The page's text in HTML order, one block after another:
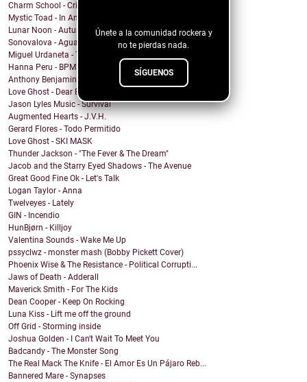
Únete a la comunidad rockera y
no te pierdas nada.
SÍGUENOS
Charm School - Crime Time
Mystic Toad - In Another World
Lunar Noon - Autumn Passing
Sonovalova - Agua Fría
Miguel Urdaneta - Te Sigo Pensando
Hanna Peru - BPM
Anthony Benjamin - Protect Yourself
Love Ghost - Dear Boy
Jason Lyles Music - Survival
Augmented Hearts - J.V.H.
Gerard Flores - Todo Permitido
Love Ghost - SKI MASK
Thunder Jackson - "The Fever & The Dream"
Jacob and the Starry Eyed Shadows - The Avenue
Great Good Fine Ok - Let's Talk
Logan Taylor - Anna
Twelveyes - Lately
GIN - Incendio
HunBjørn - Killjoy
Valentina Sounds - Wake Me Up
pssyclwz - monster mash (Bobby Pickett Cover)
Phoenix Wise & The Resistance - Political Corrupti...
Jaws of Death - Adderall
Maverick Smith - For The Kids
Dean Cooper - Keep On Rocking
Luna Kiss - Lift me off the ground
Off Grid - Storming inside
Joshua Golden - I Can't Wait To Meet You
Badcandy - The Monster Song
The Real Mack The Knife - El Amor Es Un Pájaro Reb...
Bannered Mare - Synapses